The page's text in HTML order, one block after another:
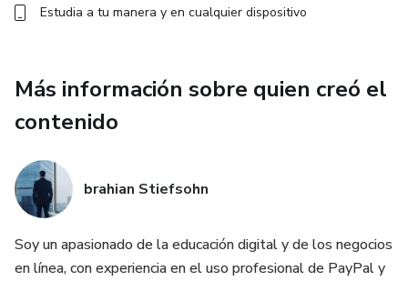
✅ Cómo escalar tu negocio y vender todos los días
cometen los principiantes y cómo evitarlos para que
puedas empezar de la manera correcta.
Paraguay y Latinoamérica que desean comenzar en el
mundo del comercio electrónico.
No necesitas experiencia previa, solo ganas de aprender y
comenzar tu propio negocio digital.
Estudia a tu manera y en cualquier dispositivo
Más información sobre quien creó el
contenido
brahian Stiefsohn
Soy un apasionado de la educación digital y de los negocios
en línea, con experiencia en el uso profesional de PayPal y